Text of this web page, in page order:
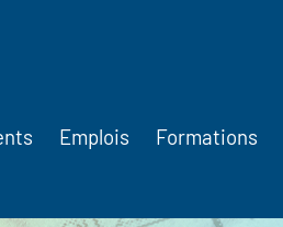
Emplois Formations